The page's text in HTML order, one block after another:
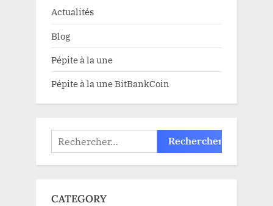
Actualités
Blog
Pépite à la une
Pépite à la une BitBankCoin
Rechercher :
CATEGORY